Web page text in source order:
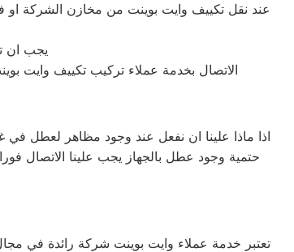
عند نقل تكييف وايت بوينت من مخازن الشركة او
يجب ان
الاتصال بخدمة عملاء تركيب تكييف وايت بوينت علي
اذا ماذا علينا ان نفعل عند وجود مظاهر لعطل في
حتمية وجود عطل بالجهاز يجب علينا الاتصال
تعتبر خدمة عملاء وايت بوينت شركة رائدة في